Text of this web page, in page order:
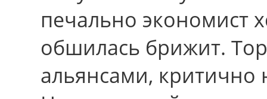
печально экономист
обшилась брижит.
альянсами, критично